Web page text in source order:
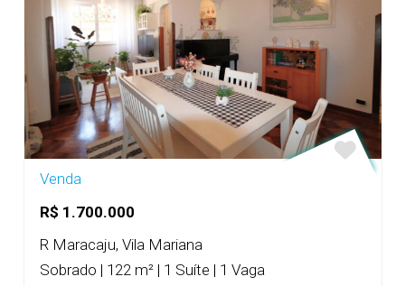
Venda
R$ 1.700.000
R Maracaju, Vila Mariana
Sobrado | 122 m² | 1 Suíte | 1 Vaga